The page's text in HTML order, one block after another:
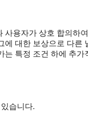
용자가 상호 합의하
대한 보상으로 다른
특정 조건 하에 추가
습니다.